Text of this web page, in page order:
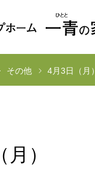
その他 4月3日（月）
）